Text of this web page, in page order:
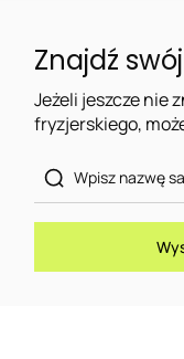
Znajdź
Jeżeli jeszcze nie
fryzjerskiego,